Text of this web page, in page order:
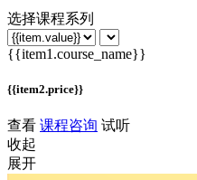
选择课程系列
{{item1.course_name}}
{{item2.price}}
查看 课程咨询 试听
收起
展开